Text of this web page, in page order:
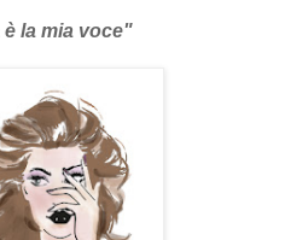
è la mia voce"